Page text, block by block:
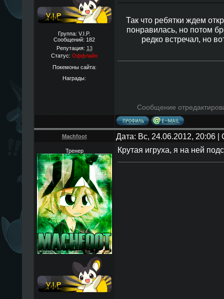
Группа: V.I.P.
Сообщений: 182
Репутация: 13
Статус: Оффлайн
Покемоны сайта:
Награды:
Так что ребятки ждем
понравилась, но потом
редко встречал, но
Сообщение
Machfoot Дата: Вс, 24.06.2012, 20:06
Тренер Крутая игруха, я на ней